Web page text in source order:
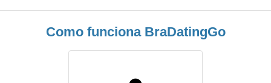
Como funciona BraDatingGo